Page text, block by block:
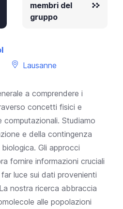
membri del
gruppo
Lausanne
a comprendere i
concetti fisici e
computazionali. Studiamo
e della contingenza
Gli approcci
fornire informazioni cruciali
luce sui dati provenienti
nostra ricerca abbraccia
alle popolazioni